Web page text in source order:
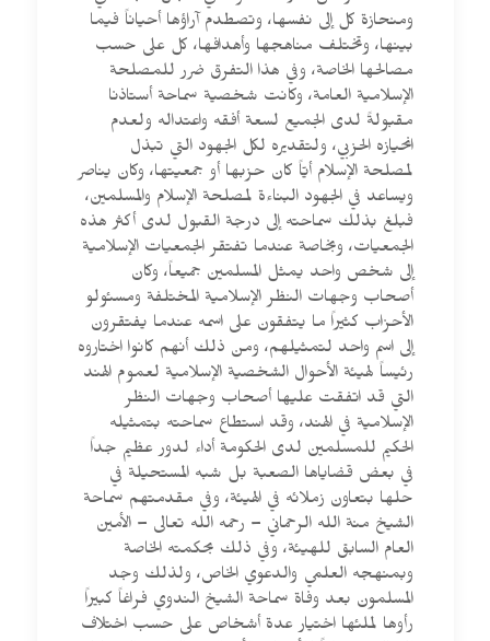
ومنحازة كل إلى نفسها، وتصطدم آراؤها أحياناً فيما
بينها، وتختلف مناهجها وأهدافها، كل على حسب
مصالحها الخاصة، وفي هذا التفرق ضرر للمصلحة
الإسلامية العامة، وكانت شخصية سماحة أستاذنا
مقبولةً لدى الجميع لسعة أفقه واعتداله ولعدم
انحيازه الحزبي، ولتقديره لكل الجهود التي تبذل
لمصلحة الإسلام أيّاً كان حزبها أو جمعيتها، وكان يناصر
ويساعد في الجهود البناءة لمصلحة الإسلام والمسلمين،
فبلغ بذلك سماحته إلى درجة القبول لدى أكثر هذه
الجمعيات، وبخاصة عندما تفتقر الجمعيات الإسلامية
إلى شخص واحد يمثل المسلمين جميعاً، وكان
أصحاب وجهات النظر الإسلامية المختلفة ومسئولو
الأحزاب كثيراً ما يتفقون على اسمه عندما يفتقرون
إلى اسم واحد لتمثيلهم، ومن ذلك أنهم كانوا اختاروه
رئيساً لهيئة الأحوال الشخصية الإسلامية لعموم الهند
التي قد اتفقت عليها أصحاب وجهات النظر
الإسلامية في الهند، وقد استطاع سماحته بتمثيله
الحكيم للمسلمين لدى الحكومة أداء لدور عظيم جداً
في بعض قضاياها الصعبة بل شبه المستحيلة في
حلها بتعاون زملائه في الهيئة، وفي مقدمتهم سماحة
الشيخ منة الله الرحماني – رحمه الله تعالى – الأمين
العام السابق للهيئة، وفي ذلك بحكمته الخاصة
وبمنهجه العلمي والدعوي الخاص، ولذلك وجد
المسلمون بعد وفاة سماحة الشيخ الندوي فراغاً كبيراً
رأوها لملئها اختيار عدة أشخاص على حسب اختلاف